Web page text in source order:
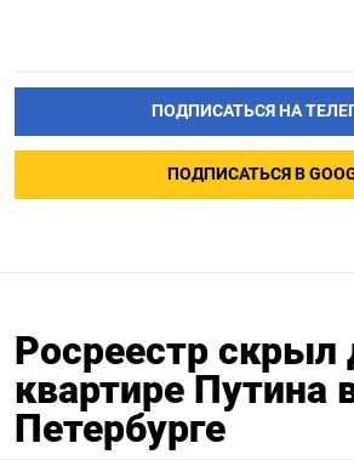
ПОДПИСАТЬСЯ НА
ПОДПИСАТЬСЯ В
Росреестр
квартире Путина
Петербурге